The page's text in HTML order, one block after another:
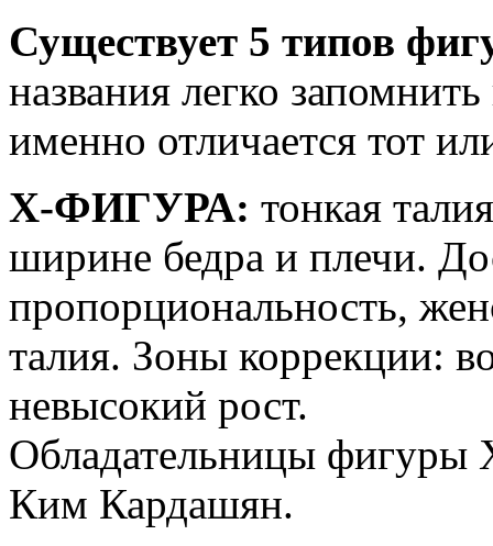
Существует 5 типов
названия легко
именно отличается тот
Х-ФИГУРА: тонкая
ширине бедра и плечи.
пропорциональность,
талия. Зоны коррекции:
невысокий рост.
Обладательницы
Ким Кардашян.